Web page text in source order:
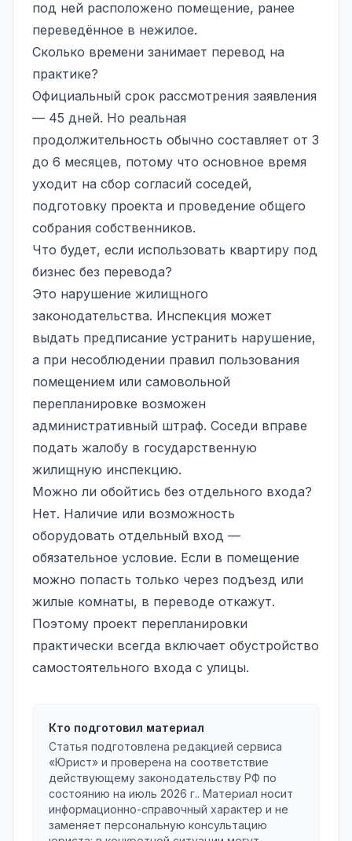
под ней расположено помещение, ранее
переведённое в нежилое.
Сколько времени занимает перевод на
практике?
Официальный срок рассмотрения заявления
— 45 дней. Но реальная
продолжительность обычно составляет от 3
до 6 месяцев, потому что основное время
уходит на сбор согласий соседей,
подготовку проекта и проведение общего
собрания собственников.
Что будет, если использовать квартиру под
бизнес без перевода?
Это нарушение жилищного
законодательства. Инспекция может
выдать предписание устранить нарушение,
а при несоблюдении правил пользования
помещением или самовольной
перепланировке возможен
административный штраф. Соседи вправе
подать жалобу в государственную
жилищную инспекцию.
Можно ли обойтись без отдельного входа?
Нет. Наличие или возможность
оборудовать отдельный вход —
обязательное условие. Если в помещение
можно попасть только через подъезд или
жилые комнаты, в переводе откажут.
Поэтому проект перепланировки
практически всегда включает обустройство
самостоятельного входа с улицы.
Кто подготовил материал
Статья подготовлена редакцией сервиса
«Юрист» и проверена на соответствие
действующему законодательству РФ по
состоянию на июль 2026 г.. Материал носит
информационно-справочный характер и не
заменяет персональную консультацию